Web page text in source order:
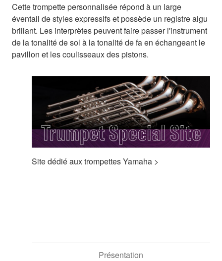
Cette trompette personnalisée répond à un large
éventail de styles expressifs et possède un registre aigu
brillant. Les interprètes peuvent faire passer l'instrument
de la tonalité de sol à la tonalité de fa en échangeant le
pavillon et les coulisseaux des pistons.
Site dédié aux trompettes Yamaha >
Présentation